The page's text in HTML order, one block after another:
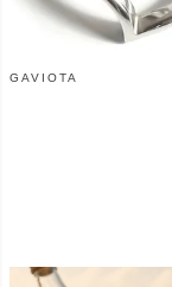
GAVIOTA